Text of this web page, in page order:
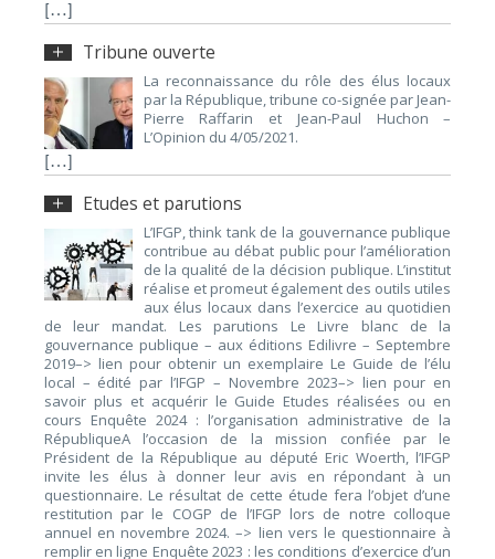
[…]
Tribune ouverte
La reconnaissance du rôle des élus locaux
par la République, tribune co-signée par Jean-
Pierre Raffarin et Jean-Paul Huchon –
L’Opinion du 4/05/2021.
[…]
Etudes et parutions
L’IFGP, think tank de la gouvernance publique
contribue au débat public pour l’amélioration
de la qualité de la décision publique. L’institut
réalise et promeut également des outils utiles
aux élus locaux dans l’exercice au quotidien
de leur mandat. Les parutions Le Livre blanc de la
gouvernance publique – aux éditions Edilivre – Septembre
2019–> lien pour obtenir un exemplaire Le Guide de l’élu
local – édité par l’IFGP – Novembre 2023–> lien pour en
savoir plus et acquérir le Guide Etudes réalisées ou en
cours Enquête 2024 : l’organisation administrative de la
RépubliqueA l’occasion de la mission confiée par le
Président de la République au député Eric Woerth, l’IFGP
invite les élus à donner leur avis en répondant à un
questionnaire. Le résultat de cette étude fera l’objet d’une
restitution par le COGP de l’IFGP lors de notre colloque
annuel en novembre 2024. –> lien vers le questionnaire à
remplir en ligne Enquête 2023 : les conditions d’exercice d’un